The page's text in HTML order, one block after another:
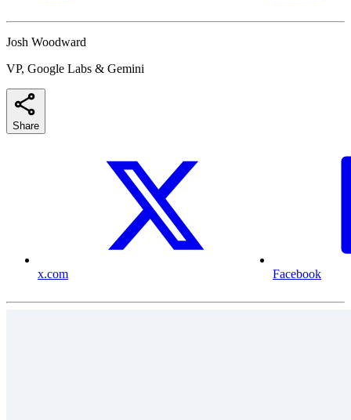
Josh Woodward
VP, Google Labs & Gemini
Share
x.com Facebook